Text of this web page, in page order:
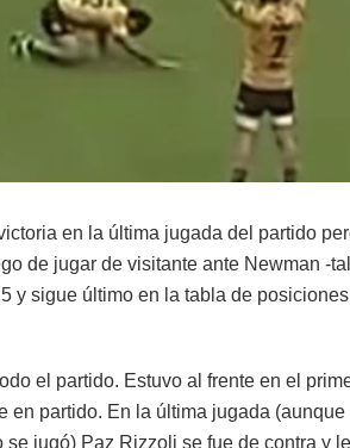
en la última jugada del partido
de jugar de visitante ante Newman -
y sigue último en la tabla de
el partido. Estuvo al frente en el
en partido. En la última jugada (aunque
jugó) Paz Rizzoli se fue de contra y